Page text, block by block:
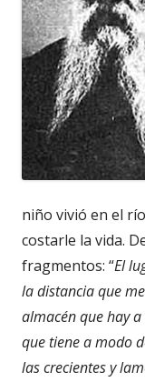
niño vivió en el
costarle la vida.
fragmentos: “El
la distancia que
almacén que hay
que tiene a modo
las crecientes y